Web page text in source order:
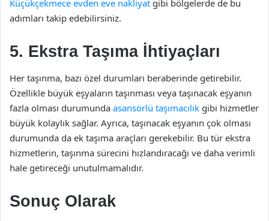
Küçükçekmece evden eve nakliyat gibi bölgelerde de bu
adımları takip edebilirsiniz.
5. Ekstra Taşıma İhtiyaçları
Her taşınma, bazı özel durumları beraberinde getirebilir.
Özellikle büyük eşyaların taşınması veya taşınacak eşyanın
fazla olması durumunda asansörlü taşımacılık gibi hizmetler
büyük kolaylık sağlar. Ayrıca, taşınacak eşyanın çok olması
durumunda da ek taşıma araçları gerekebilir. Bu tür ekstra
hizmetlerin, taşınma sürecini hızlandıracağı ve daha verimli
hale getireceği unutulmamalıdır.
Sonuç Olarak